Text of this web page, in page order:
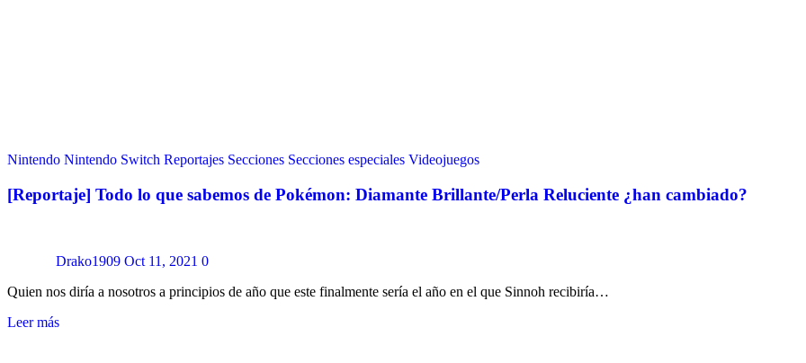
Nintendo Nintendo Switch Reportajes Secciones Secciones especiales Videojuegos
[Reportaje] Todo lo que sabemos de Pokémon: Diamante Brillante/Perla Reluciente ¿han cambiado?
Drako1909 Oct 11, 2021 0
Quien nos diría a nosotros a principios de año que este finalmente sería el año en el que Sinnoh recibiría…
Leer más